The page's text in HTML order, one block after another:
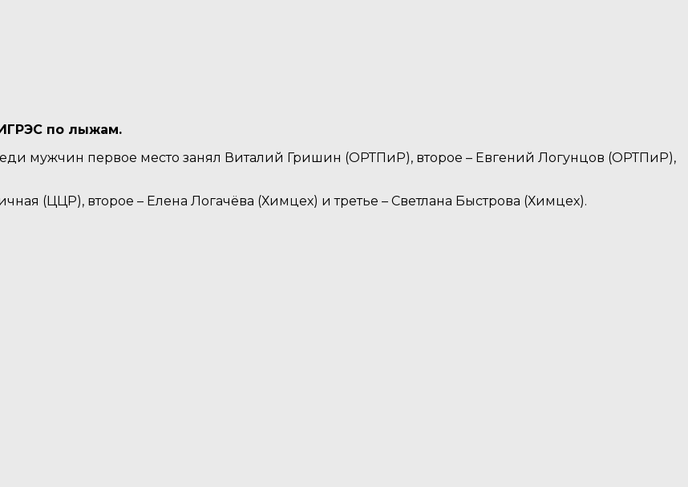
по лыжам.
мужчин первое место занял Виталий Гришин (ОРТПиР), второе – Евгений Логунцов (ОРТПиР),
(ЦЦР), второе – Елена Логачёва (Химцех) и третье – Светлана Быстрова (Химцех).